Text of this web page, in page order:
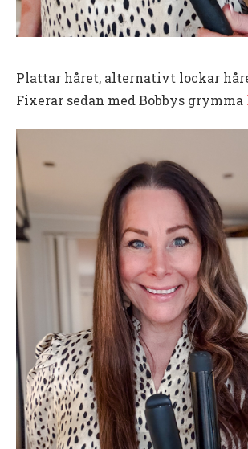
Plattar håret, alternativt lockar
Fixerar sedan med Bobbys grymma